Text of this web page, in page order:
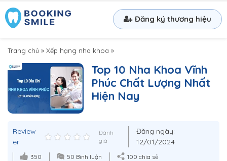
Đăng ký thương hiệu
Trang chủ » Xếp hạng nha khoa »
Top 10 Nha Khoa Vĩnh
Phúc Chất Lượng Nhất
Hiện Nay
Review
er
Đánh
giá
Đăng ngày:
12/01/2024
350 50 Bình luận 100 chia sẻ